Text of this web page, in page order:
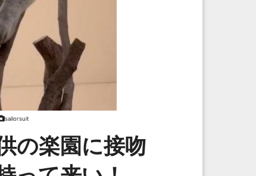
sailorsuit
の楽園に接吻